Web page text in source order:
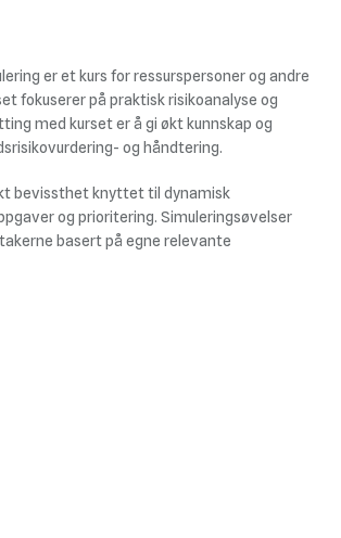
er et kurs for ressurspersoner og andre
fokuserer på praktisk risikoanalyse og
med kurset er å gi økt kunnskap og
og håndtering.
bevissthet knyttet til dynamisk
og prioritering. Simuleringsøvelser
basert på egne relevante